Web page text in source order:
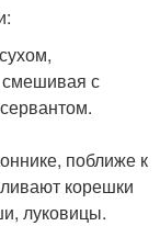
смешивая с
поближе к
корешки
луковицы.